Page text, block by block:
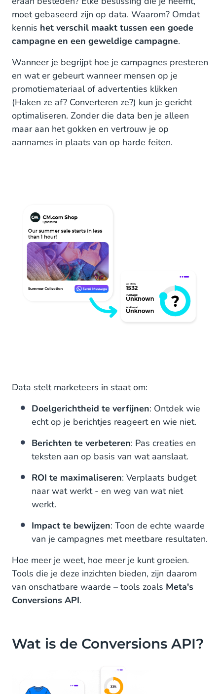
.. En Wie Zou het Niet Moeten Gebruiken?
De Conversions API in het kort
moet gebaseerd zijn op data. Waarom? Omdat
kennis het verschil maakt tussen een goede
campagne en een geweldige campagne.
Wanneer je begrijpt hoe je campagnes presteren
en wat er gebeurt wanneer mensen op je
promotiemateriaal of advertenties klikken
(Haken ze af? Converteren ze?) kun je gericht
optimaliseren. Zonder die data ben je alleen
maar aan het gokken en vertrouw je op
aannames in plaats van op harde feiten.
Data stelt marketeers in staat om:
Doelgerichtheid te verfijnen: Ontdek wie
echt op je berichtjes reageert en wie niet.
Berichten te verbeteren: Pas creaties en
teksten aan op basis van wat aanslaat.
ROI te maximaliseren: Verplaats budget
naar wat werkt - en weg van wat niet
werkt.
Impact te bewijzen: Toon de echte waarde
van je campagnes met meetbare resultaten.
Hoe meer je weet, hoe meer je kunt groeien.
Tools die je deze inzichten bieden, zijn daarom
van onschatbare waarde – tools zoals Meta's
Conversions API.
Wat is de Conversions API?